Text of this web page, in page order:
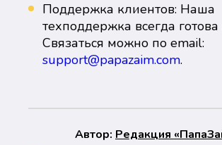
Поддержка клиентов: Наша
техподдержка всегда
Связаться можно по email:
support@papazaim.com.
Автор: Peдaкция